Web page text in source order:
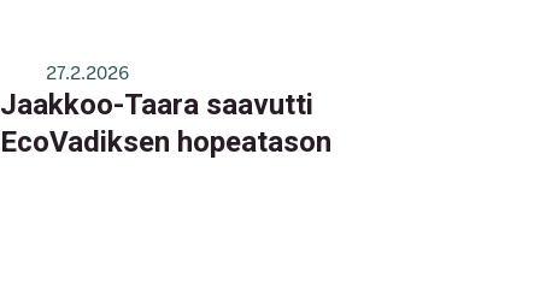
27.2.2026
Jaakkoo-Taara saavutti
EcoVadiksen hopeatason